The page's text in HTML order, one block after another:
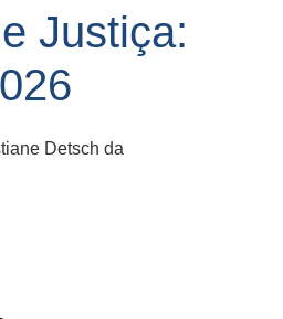
Justiça:
Detsch da